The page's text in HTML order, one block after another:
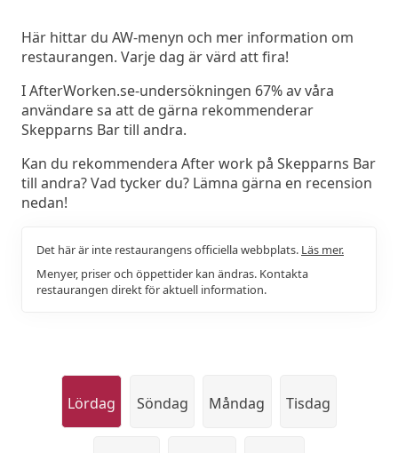
Här hittar du AW-menyn och mer information om
restaurangen. Varje dag är värd att fira!
I AfterWorken.se-undersökningen 67% av våra
användare sa att de gärna rekommenderar
Skepparns Bar till andra.
Kan du rekommendera After work på Skepparns Bar
till andra? Vad tycker du? Lämna gärna en recension
nedan!
Det här är inte restaurangens officiella webbplats. Läs mer.
Menyer, priser och öppettider kan ändras. Kontakta
restaurangen direkt för aktuell information.
Lördag Söndag Måndag Tisdag